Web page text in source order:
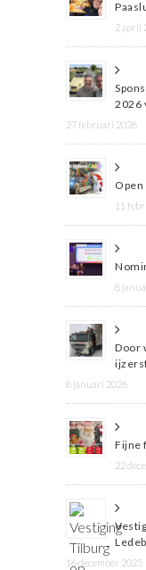
2 april
2026
27 februari 2026
11
8
Door
8 januari 2026
Fijne
22
16 december 2025